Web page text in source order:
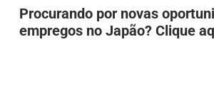
Procurando por novas
empregos no Japão? Clique